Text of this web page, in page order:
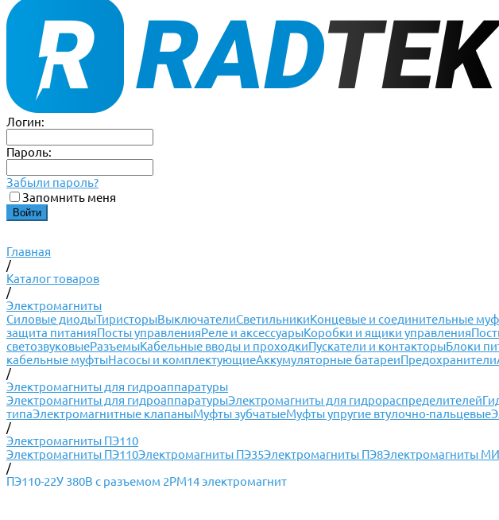
Логин:
Пароль:
Забыли пароль?
Запомнить меня
Главная
/
Каталог товаров
/
Электромагниты
Силовые диодыТиристорыВыключателиСветильникиКонцевые и соединительные
защита питанияПосты управленияРеле и аксессуарыКоробки и ящики управления
светозвуковыеРазъемыКабельные вводы и проходкиПускатели и контакторыБлоки
кабельные муфтыНасосы и комплектующиеАккумуляторные батареиПредохранители
/
Электромагниты для гидроаппаратуры
Электромагниты для гидроаппаратурыЭлектромагниты для гидрораспределителей
типаЭлектромагнитные клапаныМуфты зубчатыеМуфты упругие втулочно-пальцевые
/
Электромагниты ПЭ110
Электромагниты ПЭ110Электромагниты ПЭ35Электромагниты ПЭ8Электромагниты
/
ПЭ110-22У 380В с разъемом 2РМ14 электромагнит